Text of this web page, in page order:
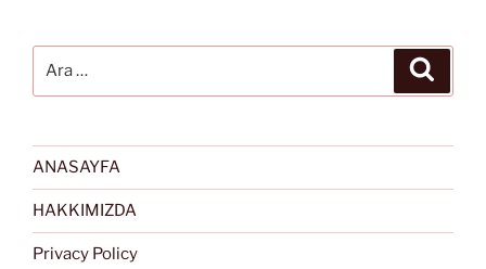
ANASAYFA
HAKKIMIZDA
Privacy Policy